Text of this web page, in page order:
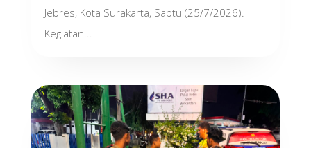
Jebres, Kota Surakarta, Sabtu (25/7/2026).
Kegiatan...